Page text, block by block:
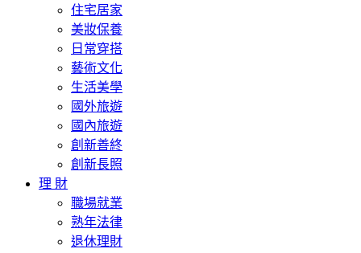
住宅居家
美妝保養
日常穿搭
藝術文化
生活美學
國外旅遊
國內旅遊
創新善終
創新長照
理 財
職場就業
熟年法律
退休理財